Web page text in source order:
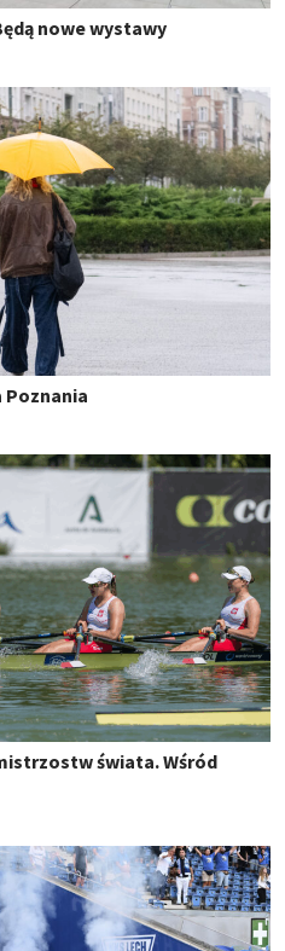
nowe wystawy
Poznania
świata. Wśród